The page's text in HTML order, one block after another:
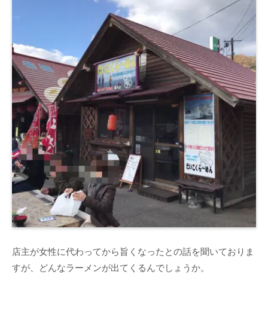
店主が女性に代わってから旨くなったとの話を聞いておりま
すが、どんなラーメンが出てくるんでしょうか。